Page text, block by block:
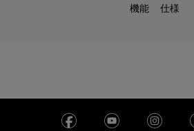
機能 仕様